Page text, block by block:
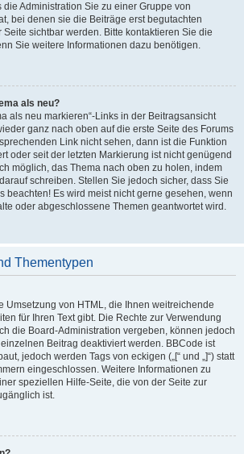
die Administration Sie zu einer Gruppe von
bei denen sie die Beiträge erst begutachten
Seite sichtbar werden. Bitte kontaktieren Sie die
Sie weitere Informationen dazu benötigen.
als neu?
als neu markieren“-Links in der Beitragsansicht
ganz nach oben auf die erste Seite des Forums
Link nicht sehen, dann ist die Funktion
oder seit der letzten Markierung ist nicht genügend
möglich, das Thema nach oben zu holen, indem
schreiben. Stellen Sie jedoch sicher, dass Sie
beachten! Es wird meist nicht gerne gesehen, wenn
oder abgeschlossene Themen geantwortet wird.
Thementypen
Umsetzung von HTML, die Ihnen weitreichende
für Ihren Text gibt. Die Rechte zur Verwendung
die Board-Administration vergeben, können jedoch
Beitrag deaktiviert werden. BBCode ist
jedoch werden Tags von eckigen („[“ und „]“) statt
eingeschlossen. Weitere Informationen zu
speziellen Hilfe-Seite, die von der Seite zur
ist.